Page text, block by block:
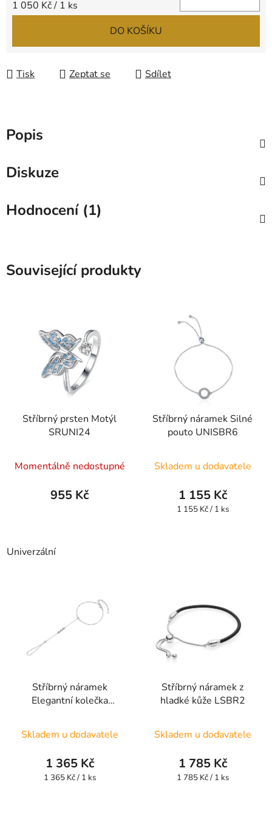
Měrná cena:
1 050 Kč / 1 ks
DO KOŠÍKU
Tisk Zeptat se Sdílet
Popis
Diskuze
Hodnocení (1)
Související produkty
Stříbrný prsten Motýl
SRUNI24
Momentálně nedostupné
955 Kč
Univerzální
Stříbrný náramek Silné
pouto UNISBR6
Skladem u dodavatele
1 155 Kč
Měrná
1 155 Kč / 1 ks
Stříbrný náramek
Elegantní kolečka
Skladem u dodavatele
1 365 Kč
Měrná
1 365 Kč / 1 ks
Stříbrný náramek z
hladké kůže LSBR2
Skladem u dodavatele
1 785 Kč
Měrná
1 785 Kč / 1 ks